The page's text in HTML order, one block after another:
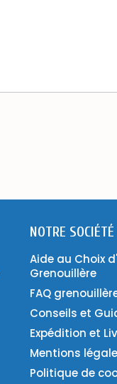
NOTRE SOCIÉTÉ
Aide au Choix
Grenouillère
FAQ
Conseils et
Expédition et
Mentions
Politique de